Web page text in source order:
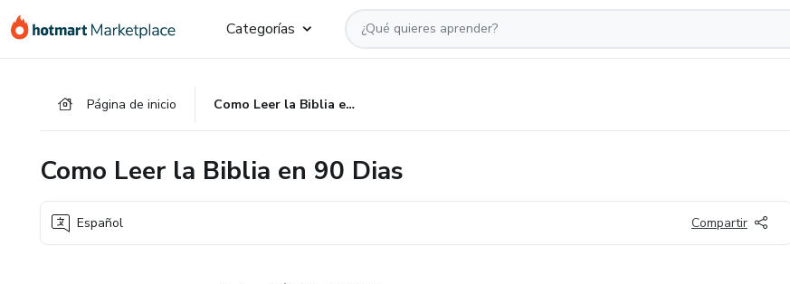
Categorías
Página de inicio Como Leer la Biblia en 90 Dias
Como Leer la Biblia en 90 Dias
Español Compartir